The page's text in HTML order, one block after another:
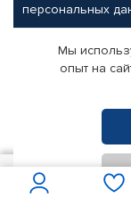
персональных
Партнерам
Корпоративным
Поставщикам
© КАМАЗ ЦЕНТР
Интернет-магазин
Мы
опыт на